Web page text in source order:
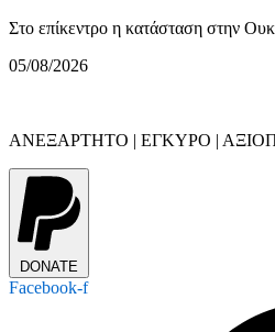
Στο επίκεντρο η κατάσταση στην
05/08/2026
ΑΝΕΞΑΡΤΗΤΟ | ΕΓΚΥΡΟ |
DONATE
Facebook-f